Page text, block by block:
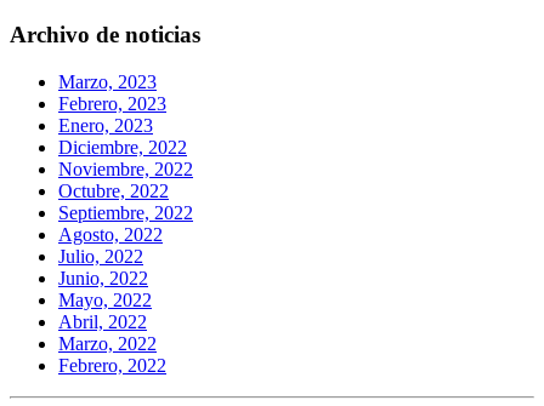
Archivo de noticias
Marzo, 2023
Febrero, 2023
Enero, 2023
Diciembre, 2022
Noviembre, 2022
Octubre, 2022
Septiembre, 2022
Agosto, 2022
Julio, 2022
Junio, 2022
Mayo, 2022
Abril, 2022
Marzo, 2022
Febrero, 2022